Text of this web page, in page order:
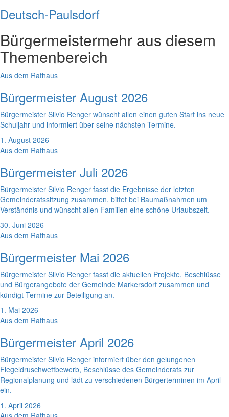
Deutsch-Paulsdorf
Bürgermeistermehr aus diesem
Themenbereich
Aus dem Rathaus
Bürgermeister August 2026
Bürgermeister Silvio Renger wünscht allen einen guten Start ins neue
Schuljahr und informiert über seine nächsten Termine.
1. August 2026
Aus dem Rathaus
Bürgermeister Juli 2026
Bürgermeister Silvio Renger fasst die Ergebnisse der letzten
Gemeinderatssitzung zusammen, bittet bei Baumaßnahmen um
Verständnis und wünscht allen Familien eine schöne Urlaubszeit.
30. Juni 2026
Aus dem Rathaus
Bürgermeister Mai 2026
Bürgermeister Silvio Renger fasst die aktuellen Projekte, Beschlüsse
und Bürgerangebote der Gemeinde Markersdorf zusammen und
kündigt Termine zur Beteiligung an.
1. Mai 2026
Aus dem Rathaus
Bürgermeister April 2026
Bürgermeister Silvio Renger informiert über den gelungenen
Flegeldruschwettbewerb, Beschlüsse des Gemeinderats zur
Regionalplanung und lädt zu verschiedenen Bürgerterminen im April
ein.
1. April 2026